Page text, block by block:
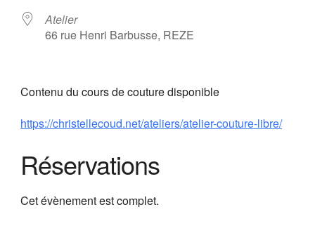
Atelier
66 rue Henri Barbusse, REZE
Contenu du cours de couture disponible
https://christellecoud.net/ateliers/atelier-couture-libre/
Réservations
Cet évènement est complet.